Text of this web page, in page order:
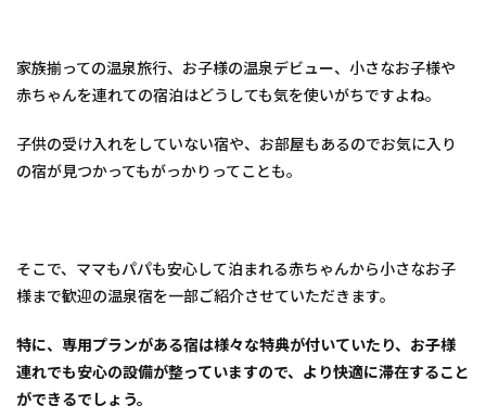
取
県・
皆生
の
泉
華水
3
2.
【皆
生温
家族揃っての温泉旅行、お子様の温泉デビュー、小さなお子様や
赤ちゃんを連れての宿泊はどうしても気を使いがちですよね。
子供の受け入れをしていない宿や、お部屋もあるのでお気に入り
の宿が見つかってもがっかりってことも。
そこで、ママもパパも安心して泊まれる赤ちゃんから小さなお子
様まで歓迎の温泉宿を一部ご紹介させていただきます。
特に、専用プランがある宿は様々な特典が付いていたり、お子様
連れでも安心の設備が整っていますので、より快適に滞在すること
ができるでしょう。